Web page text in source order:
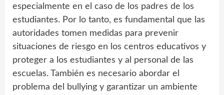
especialmente en el caso de los padres de los
estudiantes. Por lo tanto, es fundamental que las
autoridades tomen medidas para prevenir
situaciones de riesgo en los centros educativos y
proteger a los estudiantes y al personal de las
escuelas. También es necesario abordar el
problema del bullying y garantizar un ambiente